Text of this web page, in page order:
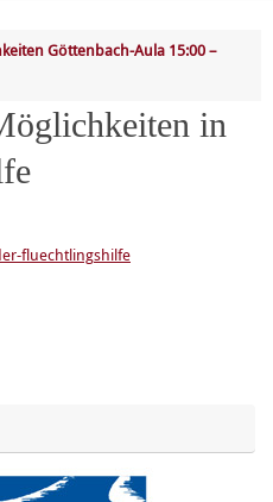
Göttenbach-Aula 15:00 –
in
fluechtlingshilfe